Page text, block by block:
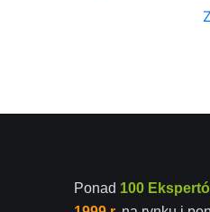
Ponad 100